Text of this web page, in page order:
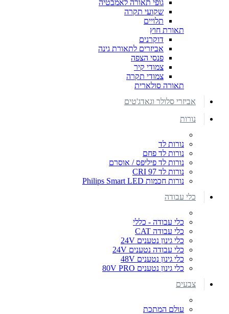
גופי תאורה לאמבטיה
שקועי תקרה
תלויים
תאורת חוץ
דוקרנים
אביזרים לתאורת גינה
פנסי הצפה
צמודי קיר
צמודי תקרה
תאורה סולארית
אביזרי סלולר וגאדג'טים
נורות
נורות לד
נורות לד פחם
נורות לד פיליפס / אוסרם
נורות לד CRI 97
נורות חכמות Philips Smart LED
כלי עבודה
כלי עבודה - כללי
כלי עבודה CAT
כלי גינון נטענים 24V
כלי עבודה נטענים 24V
כלי גינון נטענים 48V
כלי גינון נטענים 80V PRO
צבעים
עולם המתכת